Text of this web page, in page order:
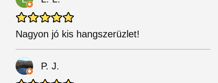
Nagyon jó kis hangszerüzlet!
P. J.